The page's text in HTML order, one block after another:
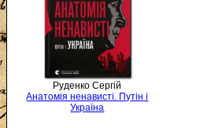
Руденко Сергій
Анатомія ненависті. Путін і
Україна